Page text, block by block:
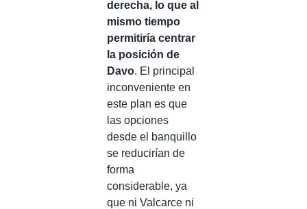
derecha, lo que al
mismo tiempo
permitiría centrar
la posición de
Davo. El principal
inconveniente en
este plan es que
las opciones
desde el banquillo
se reducirían de
forma
considerable, ya
que ni Valcarce ni